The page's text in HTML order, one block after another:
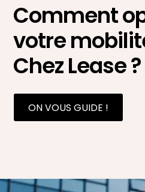
Comment
votre
Chez Lease ?
ON VOUS GUIDE !